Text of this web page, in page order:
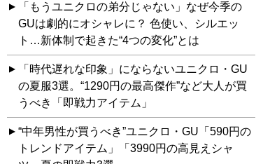
「もうユニクロの弟分じゃない」なぜ今季の
GUは劇的にオシャレに？ 色使い、シルエッ
ト…新体制で起きた“4つの変化”とは
「時代遅れな印象」にならないユニクロ・GU
の夏服3選。“1290円の最高傑作”など大人が買
うべき「即戦力アイテム」
“中年男性が買うべき”ユニクロ・GU「590円の
トレンドアイテム」「3990円の高見えシャ